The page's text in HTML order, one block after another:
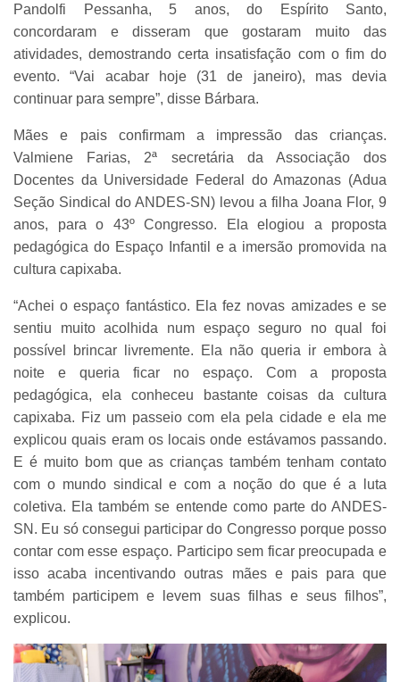
Pandolfi Pessanha, 5 anos, do Espírito Santo,
concordaram e disseram que gostaram muito das
atividades, demostrando certa insatisfação com o fim do
evento. “Vai acabar hoje (31 de janeiro), mas devia
continuar para sempre”, disse Bárbara.
Mães e pais confirmam a impressão das crianças.
Valmiene Farias, 2ª secretária da Associação dos
Docentes da Universidade Federal do Amazonas (Adua
Seção Sindical do ANDES-SN) levou a filha Joana Flor, 9
anos, para o 43º Congresso. Ela elogiou a proposta
pedagógica do Espaço Infantil e a imersão promovida na
cultura capixaba.
“Achei o espaço fantástico. Ela fez novas amizades e se
sentiu muito acolhida num espaço seguro no qual foi
possível brincar livremente. Ela não queria ir embora à
noite e queria ficar no espaço. Com a proposta
pedagógica, ela conheceu bastante coisas da cultura
capixaba. Fiz um passeio com ela pela cidade e ela me
explicou quais eram os locais onde estávamos passando.
E é muito bom que as crianças também tenham contato
com o mundo sindical e com a noção do que é a luta
coletiva. Ela também se entende como parte do ANDES-
SN. Eu só consegui participar do Congresso porque posso
contar com esse espaço. Participo sem ficar preocupada e
isso acaba incentivando outras mães e pais para que
também participem e levem suas filhas e seus filhos”,
explicou.